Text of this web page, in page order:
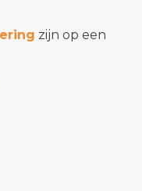
zijn op een